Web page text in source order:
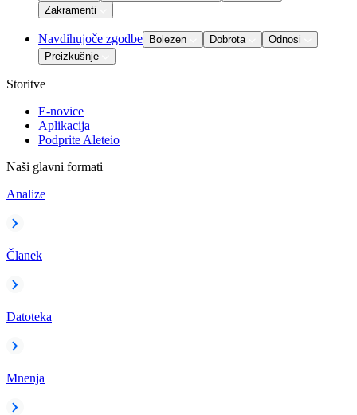
Zakramenti
Navdihujoče zgodbe Bolezen Dobrota
Odnosi
Preizkušnje
Storitve
E-novice
Aplikacija
Podprite Aleteio
Naši glavni formati
Analize
Članek
Datoteka
Mnenja